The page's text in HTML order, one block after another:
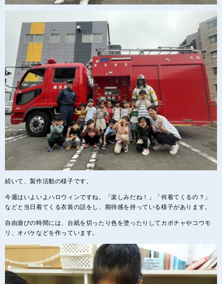
続いて、製作活動の様子です。
今週はいよいよハロウィンですね。「楽しみだね！」「何着てくるの？」
などと当日着てくる衣装の話をし、期待感を持っている様子があります。
自由遊びの時間には、台紙を切ったり色を塗ったりしてカボチャやコウモ
リ、オバケなどを作っています。